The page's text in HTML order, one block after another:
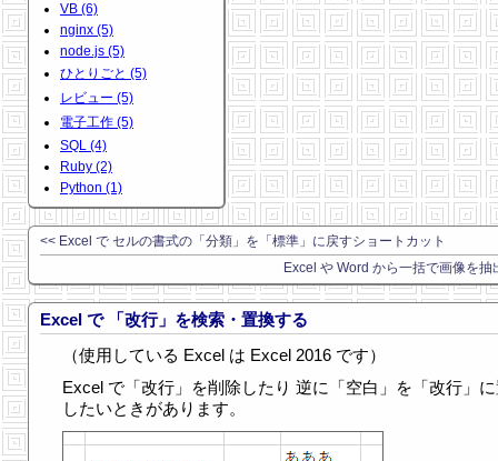
VB (6)
nginx (5)
node.js (5)
ひとりごと (5)
レビュー (5)
電子工作 (5)
SQL (4)
Ruby (2)
Python (1)
<< Excel で セルの書式の「分類」を「標準」に戻すショートカット
Excel や Word から一括で画像を抽
Excel で 「改行」を検索・置換する
（使用している Excel は Excel 2016 です）
Excel で「改行」を削除したり 逆に「空白」を「改行」
したいときがあります。